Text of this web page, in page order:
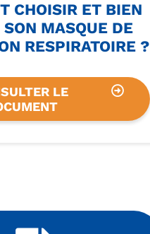
CHOISIR ET BIEN
SON MASQUE DE
RESPIRATOIRE ?
LE